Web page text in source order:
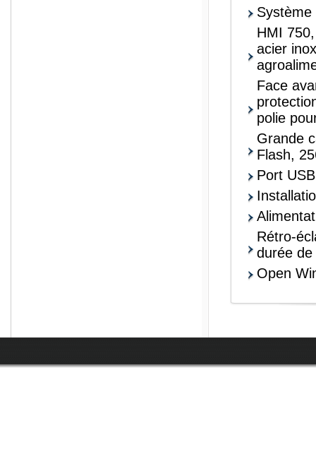
Système
HMI
acier
Face
polie
Grande
Flash,
Port
Rétro-
durée de
Open